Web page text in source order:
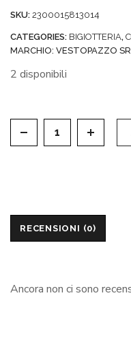
5
SKU: 2300015813014
CATEGORIES: BIGIOTTERIA,
MARCHIO: VESTOPAZZO
2 disponibili
VESTOPAZZO
RECENSIONI (0)
Ancora non ci sono